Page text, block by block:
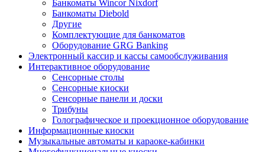
Банкоматы Wincor Nixdorf
Банкоматы Diebold
Другие
Комплектующие для банкоматов
Оборудование GRG Banking
Электронный кассир и кассы самообслуживания
Интерактивное оборудование
Сенсорные столы
Сенсорные киоски
Сенсорные панели и доски
Трибуны
Голографическое и проекционное оборудование
Информационные киоски
Музыкальные автоматы и караоке-кабинки